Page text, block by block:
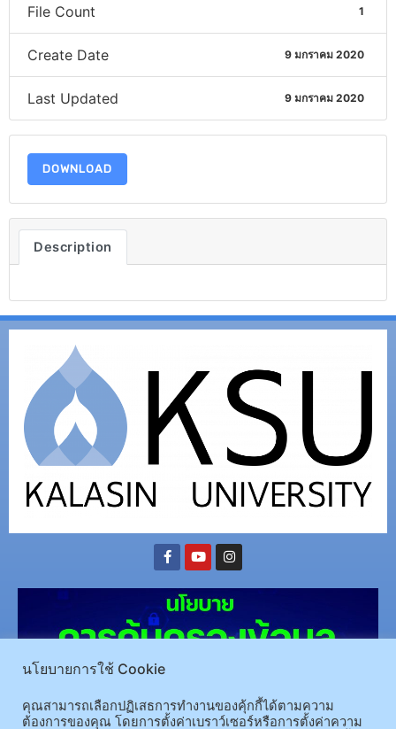
File Count 1
Create Date 9 มกราคม 2020
Last Updated 9 มกราคม 2020
DOWNLOAD
Description
นโยบายการใช้ Cookie
คุณสามารถเลือกปฏิเสธการทำงานของคุ้กกี้ได้ตามความ
ต้องการของคุณ โดยการตั้งค่าเบราว์เซอร์หรือการตั้งค่าความ